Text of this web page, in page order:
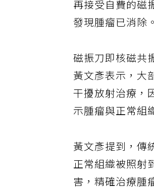
再接受自費的磁
發現腫瘤已消除。
磁振刀即核磁共
黃文彥表示，大
干擾放射治療，
示腫瘤與正常組
黃文彥提到，傳
正常組織被照射
害，精確治療腫